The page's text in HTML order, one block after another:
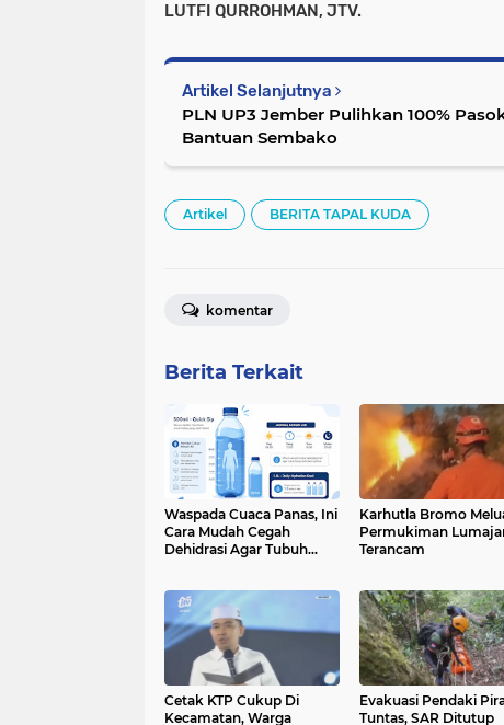
LUTFI QURROHMAN, JTV.
Artikel Selanjutnya
PLN UP3 Jember Pulihkan 100%
Bantuan Sembako
Artikel BERITA TAPAL KUDA
komentar
Berita Terkait
Waspada Cuaca Panas, Ini
Cara Mudah Cegah
Dehidrasi Agar Tubuh
Karhutla Bromo
Permukiman
Terancam
Cetak KTP Cukup Di
Kecamatan, Warga
Evakuasi Pendaki
Tuntas, SAR Ditutup